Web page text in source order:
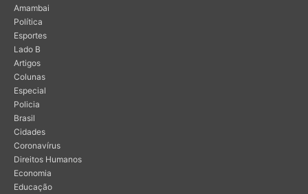
Amambai
Política
Esportes
Lado B
Artigos
Colunas
Especial
Policia
Brasil
Cidades
Coronavírus
Direitos Humanos
Economia
Educação